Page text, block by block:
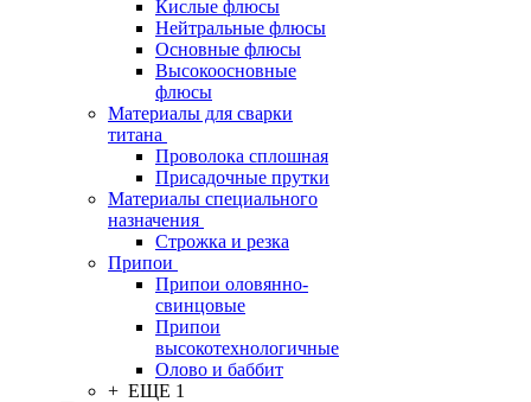
Кислые флюсы
Нейтральные флюсы
Основные флюсы
Высокоосновные
флюсы
Материалы для сварки
титана
Проволока сплошная
Присадочные прутки
Материалы специального
назначения
Строжка и резка
Припои
Припои оловянно-
свинцовые
Припои
высокотехнологичные
Олово и баббит
+ ЕЩЕ 1